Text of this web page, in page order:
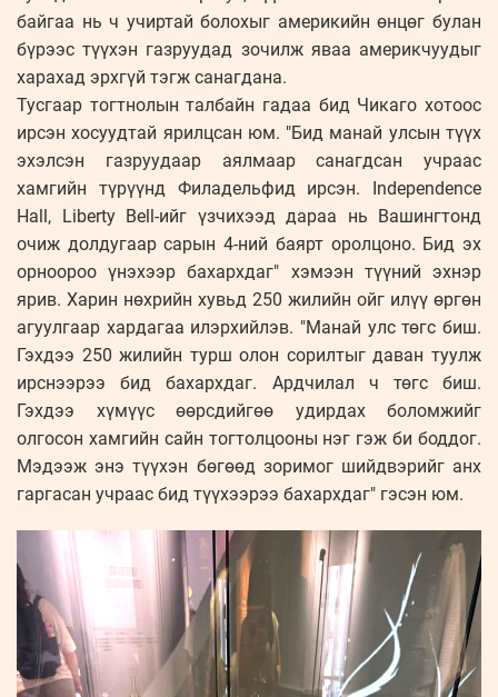
байгаа нь ч учиртай болохыг америкийн өнцөг булан
бүрээс түүхэн газруудад зочилж яваа америкчуудыг
харахад эрхгүй тэгж санагдана.
Тусгаар тогтнолын талбайн гадаа бид Чикаго хотоос
ирсэн хосуудтай ярилцсан юм. "Бид манай улсын түүх
эхэлсэн газруудаар аялмаар санагдсан учраас
хамгийн түрүүнд Филадельфид ирсэн. Independence
Hall, Liberty Bell-ийг үзчихээд дараа нь Вашингтонд
очиж долдугаар сарын 4-ний баярт оролцоно. Бид эх
орноороо үнэхээр бахархдаг" хэмээн түүний эхнэр
ярив. Харин нөхрийн хувьд 250 жилийн ойг илүү өргөн
агуулгаар хардагаа илэрхийлэв. "Манай улс төгс биш.
Гэхдээ 250 жилийн турш олон сорилтыг даван туулж
ирснээрээ бид бахархдаг. Ардчилал ч төгс биш.
Гэхдээ хүмүүс өөрсдийгөө удирдах боломжийг
олгосон хамгийн сайн тогтолцооны нэг гэж би боддог.
Мэдээж энэ түүхэн бөгөөд зоримог шийдвэрийг анх
гаргасан учраас бид түүхээрээ бахархдаг" гэсэн юм.